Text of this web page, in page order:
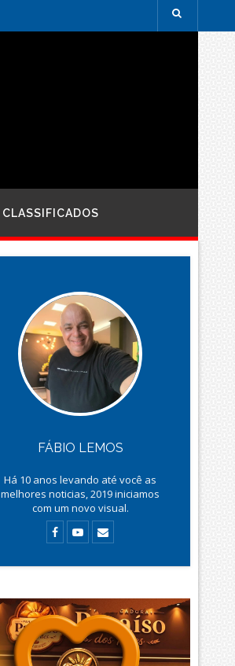
CLASSIFICADOS
FÁBIO LEMOS
Há 10 anos levando até você as
melhores noticias, 2019 iniciamos
com um novo visual.